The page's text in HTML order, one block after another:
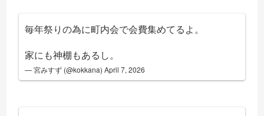
毎年祭りの為に町内会で会費集めてるよ。
家にも神棚もあるし。
— 宮みすず (@kokkana)April 7, 2026